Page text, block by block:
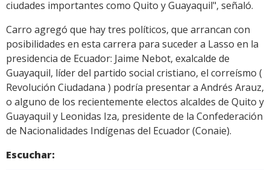
ciudades importantes como Quito y Guayaquil", señaló.
Carro agregó que hay tres políticos, que arrancan con
posibilidades en esta carrera para suceder a Lasso en la
presidencia de Ecuador: Jaime Nebot, exalcalde de
Guayaquil, líder del partido social cristiano, el correísmo (
Revolución Ciudadana ) podría presentar a Andrés Arauz,
o alguno de los recientemente electos alcaldes de Quito y
Guayaquil y Leonidas Iza, presidente de la Confederación
de Nacionalidades Indígenas del Ecuador (Conaie).
Escuchar: